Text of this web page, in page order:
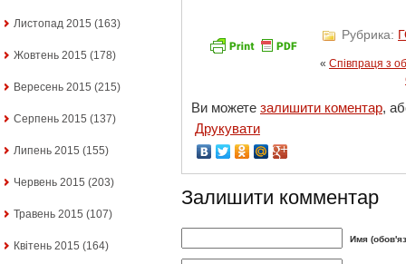
Листопад 2015 (163)
Жовтень 2015 (178)
Вересень 2015 (215)
Серпень 2015 (137)
Липень 2015 (155)
Червень 2015 (203)
Травень 2015 (107)
Квітень 2015 (164)
Рубрика:
« Співпраця з
Ви можете залишити коментар,
Друкувати
Залишити комментар
Имя